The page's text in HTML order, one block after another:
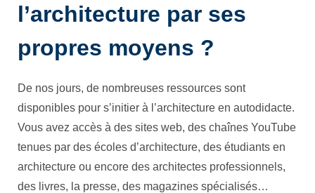
l’architecture par ses
propres moyens ?
De nos jours, de nombreuses ressources sont
disponibles pour s’initier à l’architecture en autodidacte.
Vous avez accès à des sites web, des chaînes YouTube
tenues par des écoles d’architecture, des étudiants en
architecture ou encore des architectes professionnels,
des livres, la presse, des magazines spécialisés…